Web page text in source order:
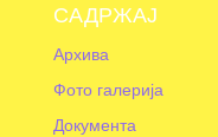
САДРЖАЈ
Архива
Фото галерија
Документа